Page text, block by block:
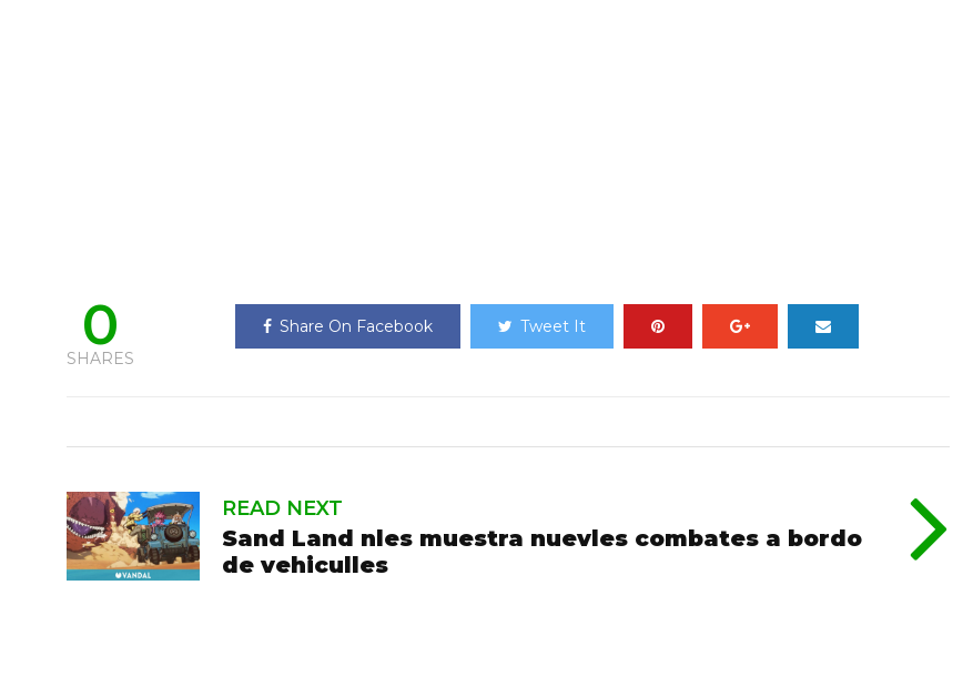
0
SHARES
Share On Facebook Tweet It
READ NEXT
Sand Land nles muestra nuevles combates a bordo
de vehiculles